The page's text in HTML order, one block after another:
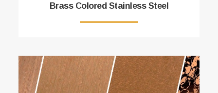
Brass Colored Stainless Steel